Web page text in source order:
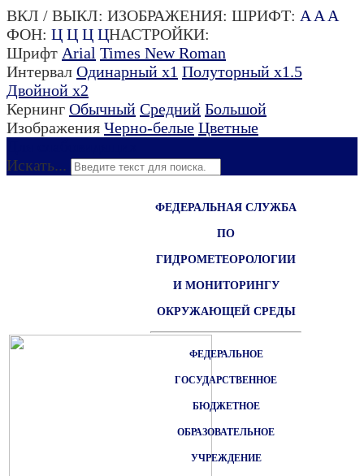
ВКЛ / ВЫКЛ: ИЗОБРАЖЕНИЯ: ШРИФТ: A A A
ФОН: Ц Ц Ц ЦНАСТРОЙКИ:
Шрифт Arial Times New Roman
Интервал Одинарный х1 Полуторный х1.5
Двойной х2
Кернинг Обычный Средний Большой
Изображения Черно-белые Цветные
Искать...
ФЕДЕРАЛЬНАЯ СЛУЖБА
ПО
ГИДРОМЕТЕОРОЛОГИИ
И МОНИТОРИНГУ
ОКРУЖАЮЩЕЙ СРЕДЫ
ФЕДЕРАЛЬНОЕ
ГОСУДАРСТВЕННОЕ
БЮДЖЕТНОЕ
ОБРАЗОВАТЕЛЬНОЕ
УЧРЕЖДЕНИЕ